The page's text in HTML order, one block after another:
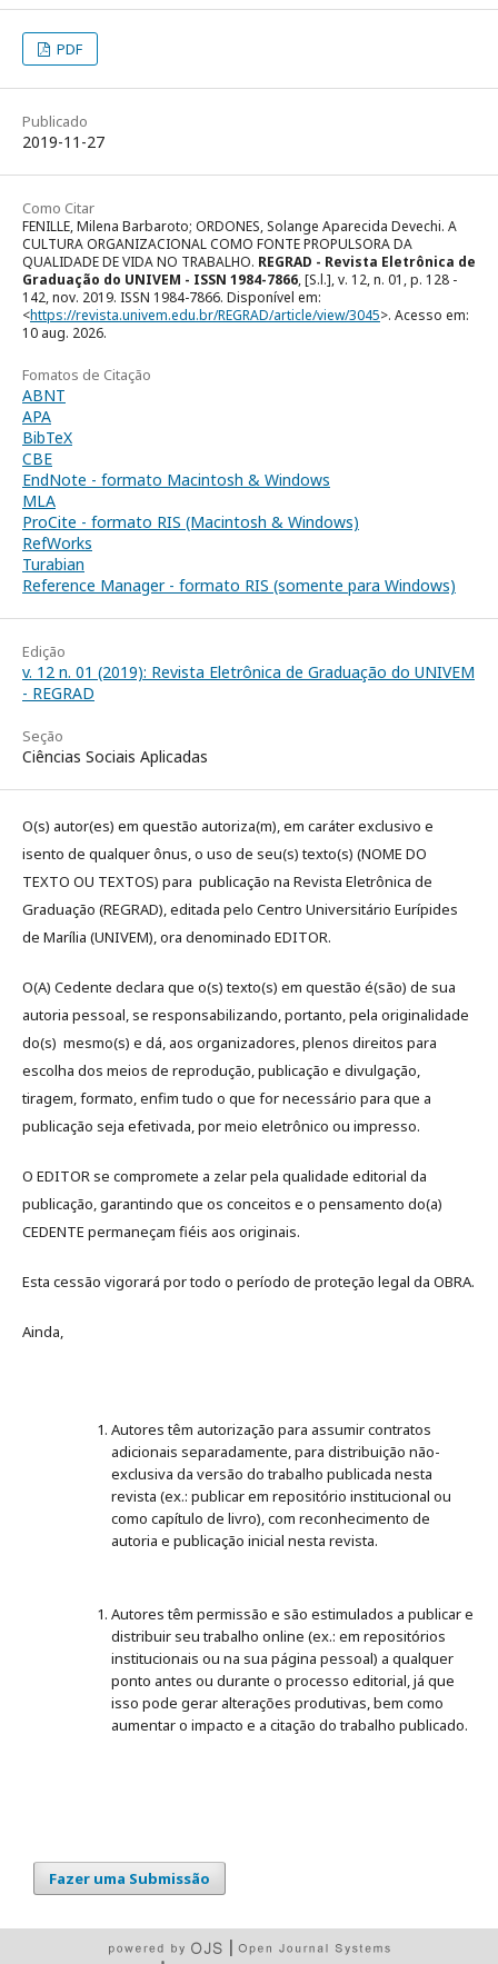
PDF
Publicado
2019-11-27
Como Citar
FENILLE, Milena Barbaroto; ORDONES, Solange Aparecida Devechi. A
CULTURA ORGANIZACIONAL COMO FONTE PROPULSORA DA
QUALIDADE DE VIDA NO TRABALHO. REGRAD - Revista Eletrônica de
Graduação do UNIVEM - ISSN 1984-7866, [S.l.], v. 12, n. 01, p. 128 -
142, nov. 2019. ISSN 1984-7866. Disponível em:
<https://revista.univem.edu.br/REGRAD/article/view/3045>. Acesso em:
10 aug. 2026.
Fomatos de Citação
ABNT
APA
BibTeX
CBE
EndNote - formato Macintosh & Windows
MLA
ProCite - formato RIS (Macintosh & Windows)
RefWorks
Turabian
Reference Manager - formato RIS (somente para Windows)
Edição
v. 12 n. 01 (2019): Revista Eletrônica de Graduação do UNIVEM
- REGRAD
Seção
Ciências Sociais Aplicadas
O(s) autor(es) em questão autoriza(m), em caráter exclusivo e
isento de qualquer ônus, o uso de seu(s) texto(s) (NOME DO
TEXTO OU TEXTOS) para publicação na Revista Eletrônica de
Graduação (REGRAD), editada pelo Centro Universitário Eurípides
de Marília (UNIVEM), ora denominado EDITOR.
O(A) Cedente declara que o(s) texto(s) em questão é(são) de sua
autoria pessoal, se responsabilizando, portanto, pela originalidade
do(s) mesmo(s) e dá, aos organizadores, plenos direitos para
escolha dos meios de reprodução, publicação e divulgação,
tiragem, formato, enfim tudo o que for necessário para que a
publicação seja efetivada, por meio eletrônico ou impresso.
O EDITOR se compromete a zelar pela qualidade editorial da
publicação, garantindo que os conceitos e o pensamento do(a)
CEDENTE permaneçam fiéis aos originais.
Esta cessão vigorará por todo o período de proteção legal da OBRA.
Ainda,
Autores têm autorização para assumir contratos
adicionais separadamente, para distribuição não-
exclusiva da versão do trabalho publicada nesta
revista (ex.: publicar em repositório institucional ou
como capítulo de livro), com reconhecimento de
autoria e publicação inicial nesta revista.
Autores têm permissão e são estimulados a publicar e
distribuir seu trabalho online (ex.: em repositórios
institucionais ou na sua página pessoal) a qualquer
ponto antes ou durante o processo editorial, já que
isso pode gerar alterações produtivas, bem como
aumentar o impacto e a citação do trabalho publicado.
Fazer uma Submissão